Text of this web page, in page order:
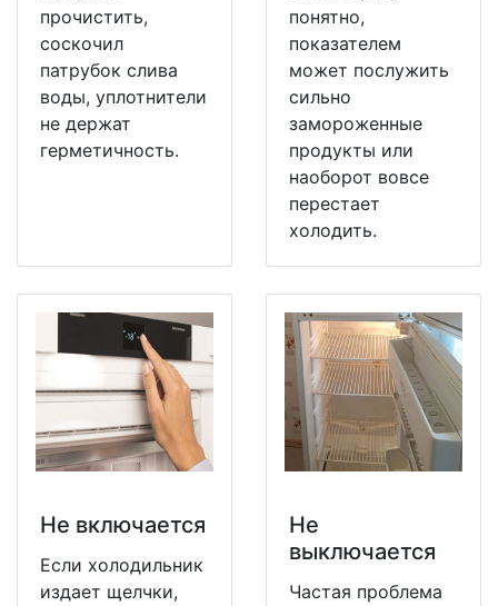
прочистить,
соскочил
патрубок слива
воды, уплотнители
не держат
герметичность.
понятно,
показателем
может послужить
сильно
замороженные
продукты или
наоборот вовсе
перестает
холодить.
Не включается
Если холодильник
издает щелчки,
Не
выключается
Частая проблема